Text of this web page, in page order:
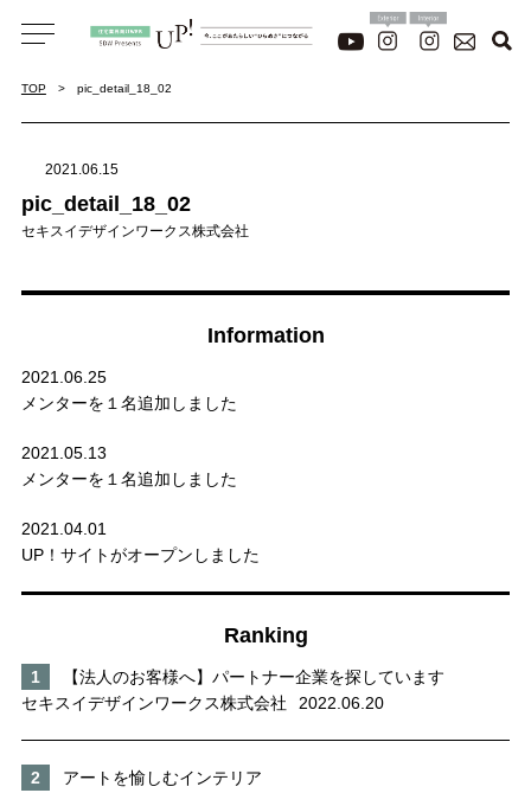
TOP pic_detail_18_02
2021.06.15
pic_detail_18_02
セキスイデザインワークス株式会社
Information
2021.06.25
メンターを１名追加しました
2021.05.13
メンターを１名追加しました
2021.04.01
UP！サイトがオープンしました
Ranking
【法人のお客様へ】パートナー企業を探しています
セキスイデザインワークス株式会社
2022.06.20
アートを愉しむインテリア